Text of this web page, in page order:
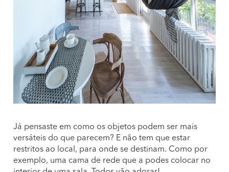
Já pensaste em como os objetos podem ser mais
versáteis do que parecem? E não tem que estar
restritos ao local, para onde se destinam. Como por
exemplo, uma cama de rede que a podes colocar no